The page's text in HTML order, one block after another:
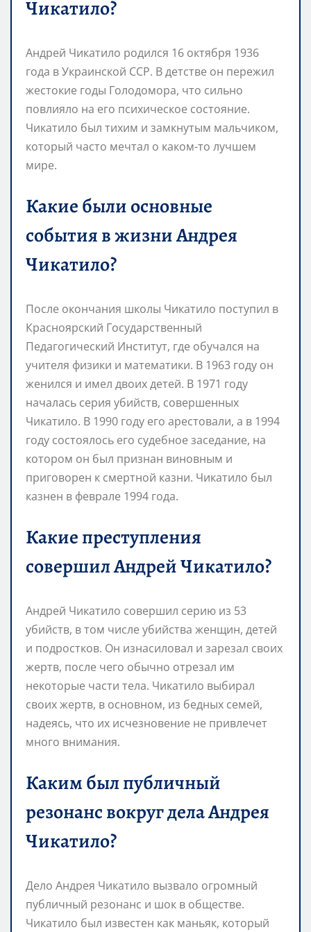
Чикатило?
Андрей Чикатило родился 16 октября 1936
года в Украинской ССР. В детстве он пережил
жестокие годы Голодомора, что сильно
повлияло на его психическое состояние.
Чикатило был тихим и замкнутым мальчиком,
который часто мечтал о каком-то лучшем
мире.
Какие были основные
события в жизни Андрея
Чикатило?
После окончания школы Чикатило поступил в
Красноярский Государственный
Педагогический Институт, где обучался на
учителя физики и математики. В 1963 году он
женился и имел двоих детей. В 1971 году
началась серия убийств, совершенных
Чикатило. В 1990 году его арестовали, а в 1994
году состоялось его судебное заседание, на
котором он был признан виновным и
приговорен к смертной казни. Чикатило был
казнен в феврале 1994 года.
Какие преступления
совершил Андрей Чикатило?
Андрей Чикатило совершил серию из 53
убийств, в том числе убийства женщин, детей
и подростков. Он изнасиловал и зарезал своих
жертв, после чего обычно отрезал им
некоторые части тела. Чикатило выбирал
своих жертв, в основном, из бедных семей,
надеясь, что их исчезновение не привлечет
много внимания.
Каким был публичный
резонанс вокруг дела Андрея
Чикатило?
Дело Андрея Чикатило вызвало огромный
публичный резонанс и шок в обществе.
Чикатило был известен как маньяк, который